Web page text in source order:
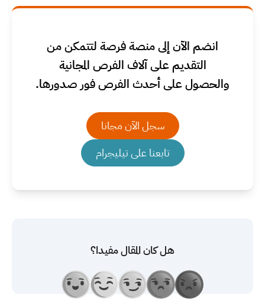
انضم الآن إلى منصة فرصة لتتمكن من
التقديم على آلاف الفرص المجانية
والحصول على أحدث الفرص فور صدورها.
سجل الآن مجانا
تابعنا على تيليجرام
هل كان المقال مفيدا؟